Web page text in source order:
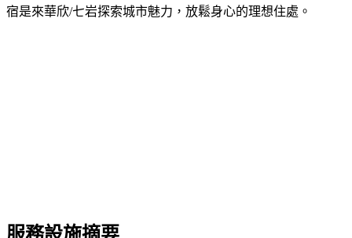
宿是來華欣/七岩探索城市魅力，放鬆身心的理想住處。